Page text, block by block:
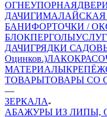
ОГНЕУПОРНАЯ
ДАЧИГИМАЛАЙСКАЯ
БАНИФОРТОЧКИ /
БЛОКПЕРГОЛЫ
ДАЧИГРЯДКИ
Оцинков.)
МАТЕРИАЛЫКРЕПЁЖ
ТОВАРЫТОВАРЫ СО
—
ЗЕРКАЛА
АБАЖУРЫ ИЗ ЛИПЫ,